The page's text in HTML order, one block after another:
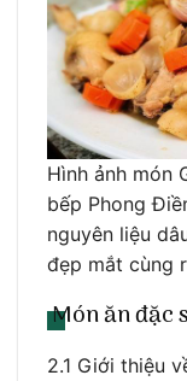
Hình ảnh món
bếp Phong
nguyên liệu
đẹp mắt cùng
Món ăn đặc
2.1 Giới thiệu